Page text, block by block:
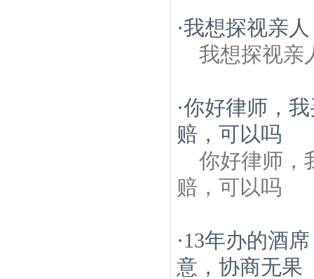
·我想探视亲
我想探视亲
·你好律师，
赔，可以吗
你好律师，
赔，可以吗
·13年办的酒
意，协商无果